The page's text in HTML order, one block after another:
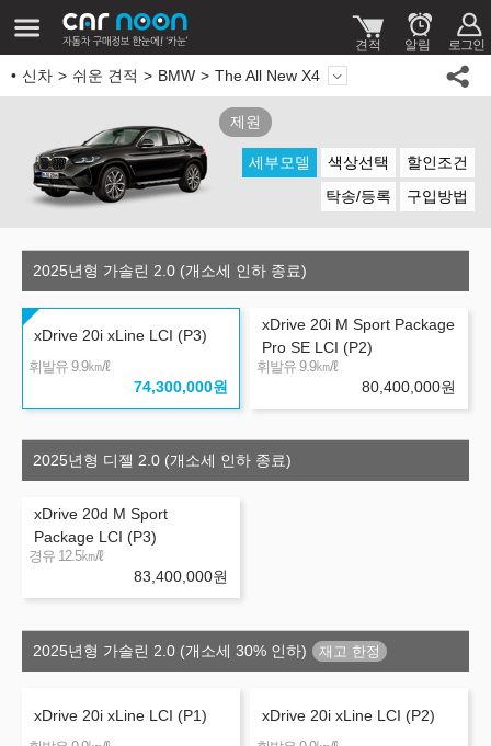
신차 쉬운 견적 BMW The All New X4
제원
세부모델 색상선택
할인조건
탁송/등록
구입방법
2025년형 가솔린 2.0 (개소세 인하 종료)
xDrive 20i xLine LCI (P3)
휘발유 9.9㎞/ℓ
74,300,000원
xDrive 20i M Sport Package
Pro SE LCI (P2)
휘발유 9.9㎞/ℓ
80,400,000원
2025년형 디젤 2.0 (개소세 인하 종료)
xDrive 20d M Sport
Package LCI (P3)
경유 12.5㎞/ℓ
83,400,000원
2025년형 가솔린 2.0 (개소세 30% 인하)
xDrive 20i xLine LCI (P1) xDrive 20i xLine LCI (P2)